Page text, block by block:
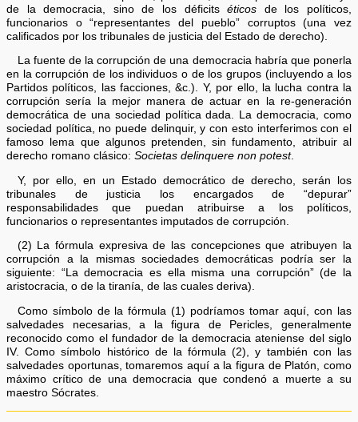
de la democracia, sino de los déficitséticos de los políticos,
funcionarios o “representantes del pueblo” corruptos (una vez
calificados por los tribunales de justicia del Estado de derecho).
La fuente de la corrupción de una democracia habría que ponerla
en la corrupción de los individuos o de los grupos (incluyendo a los
Partidos políticos, las facciones, &c.). Y, por ello, la lucha contra la
corrupción sería la mejor manera de actuar en la re-generación
democrática de una sociedad política dada. La democracia, como
sociedad política, no puede delinquir, y con esto interferimos con el
famoso lema que algunos pretenden, sin fundamento, atribuir al
derecho romano clásico:Societas delinquere non potest.
Y, por ello, en un Estado democrático de derecho, serán los
tribunales de justicia los encargados de “depurar”
responsabilidades que puedan atribuirse a los políticos,
funcionarios o representantes imputados de corrupción.
(2) La fórmula expresiva de las concepciones que atribuyen la
corrupción a la mismas sociedades democráticas podría ser la
siguiente: “La democracia es ella misma una corrupción” (de la
aristocracia, o de la tiranía, de las cuales deriva).
Como símbolo de la fórmula (1) podríamos tomar aquí, con las
salvedades necesarias, a la figura de Pericles, generalmente
reconocido como el fundador de la democracia ateniense del siglo
IV. Como símbolo histórico de la fórmula (2), y también con las
salvedades oportunas, tomaremos aquí a la figura de Platón, como
máximo crítico de una democracia que condenó a muerte a su
maestro Sócrates.